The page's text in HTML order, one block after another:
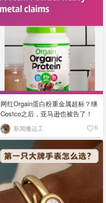
网红Orgain蛋白粉重金属超标？继
Costco之后，亚马逊也被告了！
新闻搬运工 6